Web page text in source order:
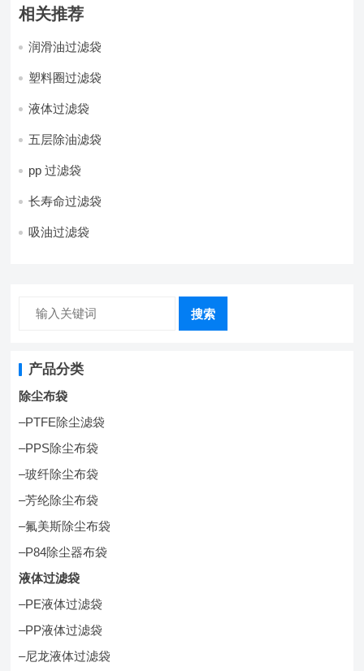
相关推荐
润滑油过滤袋
塑料圈过滤袋
液体过滤袋
五层除油滤袋
pp 过滤袋
长寿命过滤袋
吸油过滤袋
搜索
产品分类
除尘布袋
–PTFE除尘滤袋
–PPS除尘布袋
–玻纤除尘布袋
–芳纶除尘布袋
–氟美斯除尘布袋
–P84除尘器布袋
液体过滤袋
–PE液体过滤袋
–PP液体过滤袋
–尼龙液体过滤袋